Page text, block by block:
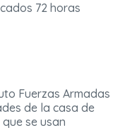
72 horas
Fuerzas Armadas
de la casa de
se usan